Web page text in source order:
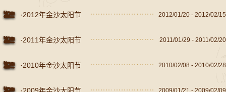
·2012年金沙太阳节 2012/01/20 - 2012/02/15
·2011年金沙太阳节 2011/01/29 - 2011/02/20
·2010年金沙太阳节 2010/02/08 - 2010/02/28
2009/01/21 - 2009/02/09